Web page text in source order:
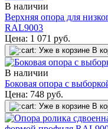
В наличии
Верхняя опора для
RAL9003
Цена: 1 071 руб.
Уже в корзине В
В наличии
Боковая опора с
Цена: 748 руб.
Уже в корзине В